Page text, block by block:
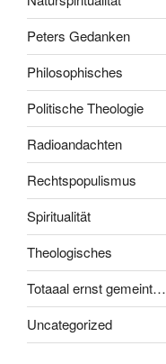
Peters Gedanken
Philosophisches
Politische Theologie
Radioandachten
Rechtspopulismus
Spiritualität
Theologisches
Totaaal ernst gemeint…
Uncategorized